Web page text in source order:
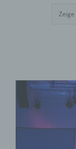
Zeige